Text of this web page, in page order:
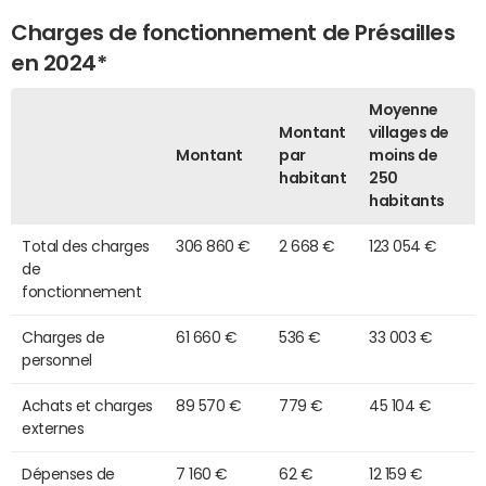
Charges de fonctionnement de Présailles
en 2024*
Montant
Montant
par
habitant
Moyenne
villages de
moins de
250
habitants
Total des charges
de
fonctionnement
306 860 € 2 668 € 123 054 €
Charges de
personnel
61 660 € 536 € 33 003 €
Achats et charges
externes
89 570 € 779 € 45 104 €
Dépenses de 7 160 € 62 € 12 159 €